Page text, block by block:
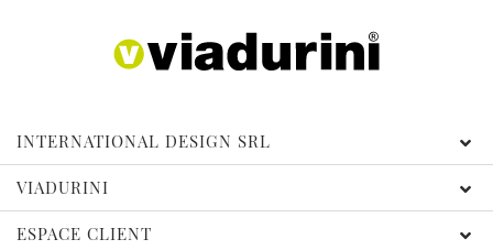
INTERNATIONAL DESIGN SRL
VIADURINI
ESPACE CLIENT